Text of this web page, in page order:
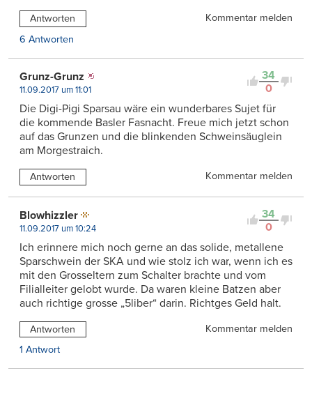
Antworten
Kommentar melden
6 Antworten
34
0
Grunz-Grunz
11.09.2017 um 11:01
Die Digi-Pigi Sparsau wäre ein wunderbares Sujet für
die kommende Basler Fasnacht. Freue mich jetzt schon
auf das Grunzen und die blinkenden Schweinsäuglein
am Morgestraich.
Antworten Kommentar melden
34
0
Blowhizzler
11.09.2017 um 10:24
Ich erinnere mich noch gerne an das solide, metallene
Sparschwein der SKA und wie stolz ich war, wenn ich es
mit den Grosseltern zum Schalter brachte und vom
Filialleiter gelobt wurde. Da waren kleine Batzen aber
auch richtige grosse „5liber“ darin. Richtges Geld halt.
Antworten
Kommentar melden
1 Antwort